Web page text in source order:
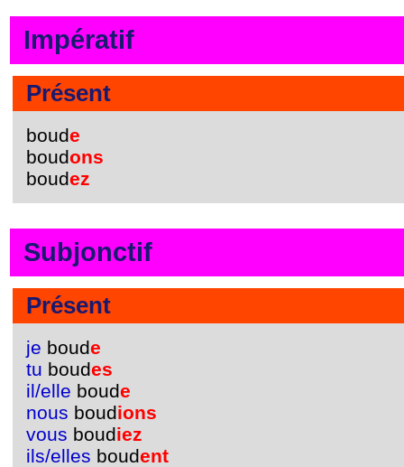
Impératif
Présent
boude
boudons
boudez
Subjonctif
Présent
je boude
tu boudes
il/elle boude
nous boudions
vous boudiez
ils/elles boudent